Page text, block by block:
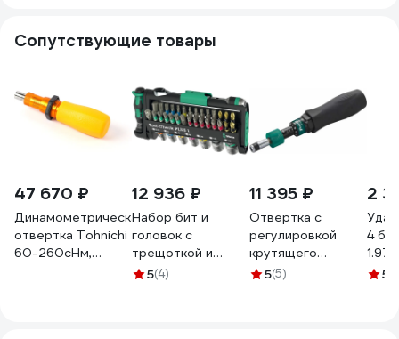
Сопутствующие товары
47 670 ₽
Динамометрическая
отвертка Tohnichi
60-260сНм,
12 936 ₽
Набор бит и
головок с
трещоткой и
отвёрткой-
5(4)
11 395 ₽
Отвертка с
регулировкой
крутящего
момента ProsKit
5(5)
2
4
1.97
5